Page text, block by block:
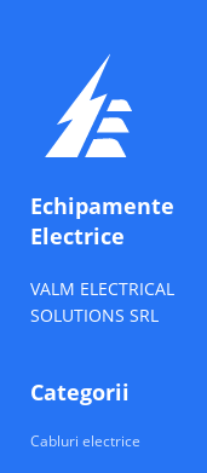
Echipamente
Electrice
VALM ELECTRICAL
SOLUTIONS SRL
Categorii
Cabluri electrice